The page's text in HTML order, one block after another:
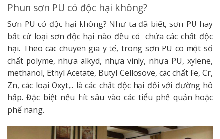
Phun sơn PU có độc hại không?
Sơn PU có độc hại không? Như ta đã biết, sơn PU hay
bất cứ loại sơn độc hại nào đều có chứa các chất độc
hại. Theo các chuyên gia y tế, trong sơn PU có một số
chất polyme, nhựa alkyd, nhựa vinly, nhựa PU, xylene,
methanol, Ethyl Acetate, Butyl Cellosove, các chất Fe, Cr,
Zn, các loại Oxyt,.. là các chất độc hại đối với đường hô
hấp. Đặc biệt nếu hít sâu vào các tiểu phế quản hoặc
phế nang.